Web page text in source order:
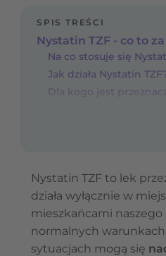
SPIS TREŚCI
Nystatin TZF - co to
Na co stosuje się
Jak działa Nystatin
Dla kogo jest
Nystatin TZF to lek
działa wyłącznie w
mieszkańcami
normalnych
sytuacjach mogą się